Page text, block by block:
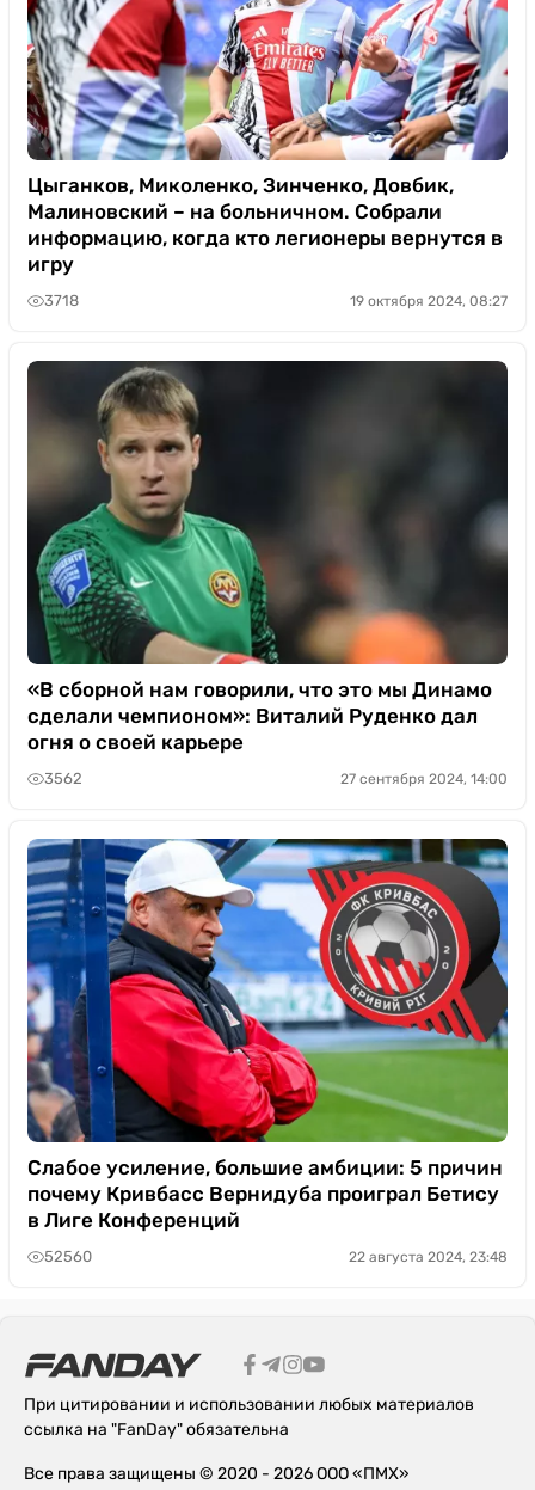
Цыганков, Миколенко, Зинченко, Довбик,
Малиновский – на больничном. Собрали
информацию, когда кто легионеры вернутся в
игру
3718 19 октября 2024, 08:27
«В сборной нам говорили, что это мы Динамо
сделали чемпионом»: Виталий Руденко дал
огня о своей карьере
3562 27 сентября 2024, 14:00
Слабое усиление, большие амбиции: 5 причин
почему Кривбасс Вернидуба проиграл Бетису
в Лиге Конференций
52560 22 августа 2024, 23:48
При цитировании и использовании любых материалов
ссылка на "FanDay" обязательна
Все права защищены © 2020 - 2026 ООО «ПМХ»